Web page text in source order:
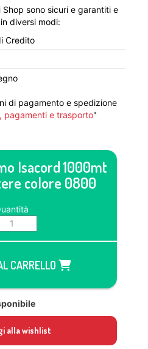
sono sicuri e garantiti e
diversi modi:
Credito
di pagamento e spedizione
pagamenti e trasporto"
Isacord 1000mt
colore 0800
CARRELLO
alla wishlist